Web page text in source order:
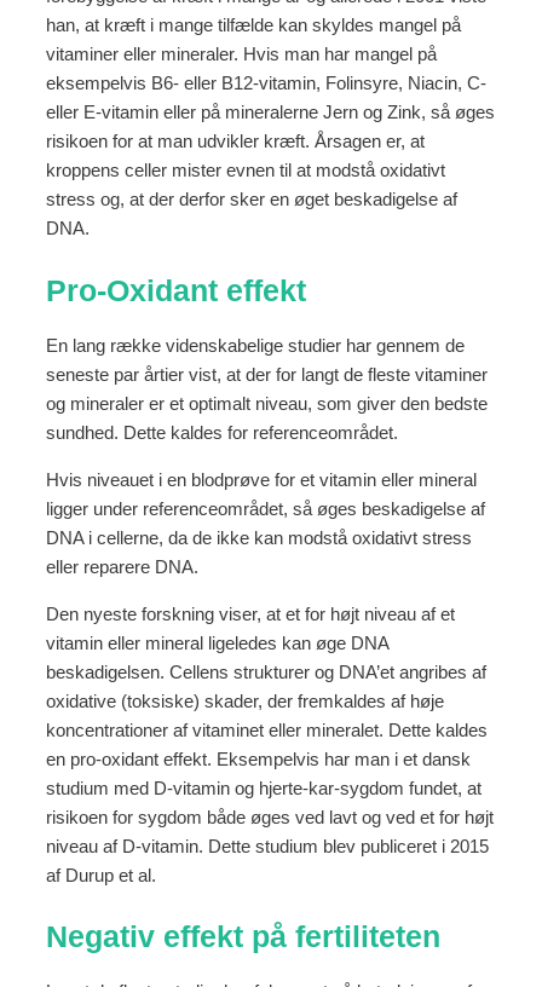
han, at kræft i mange tilfælde kan skyldes mangel på
vitaminer eller mineraler. Hvis man har mangel på
eksempelvis B6- eller B12-vitamin, Folinsyre, Niacin, C-
eller E-vitamin eller på mineralerne Jern og Zink, så øges
risikoen for at man udvikler kræft. Årsagen er, at
kroppens celler mister evnen til at modstå oxidativt
stress og, at der derfor sker en øget beskadigelse af
DNA.
Pro-Oxidant effekt
En lang række videnskabelige studier har gennem de
seneste par årtier vist, at der for langt de fleste vitaminer
og mineraler er et optimalt niveau, som giver den bedste
sundhed. Dette kaldes for referenceområdet.
Hvis niveauet i en blodprøve for et vitamin eller mineral
ligger under referenceområdet, så øges beskadigelse af
DNA i cellerne, da de ikke kan modstå oxidativt stress
eller reparere DNA.
Den nyeste forskning viser, at et for højt niveau af et
vitamin eller mineral ligeledes kan øge DNA
beskadigelsen. Cellens strukturer og DNA’et angribes af
oxidative (toksiske) skader, der fremkaldes af høje
koncentrationer af vitaminet eller mineralet. Dette kaldes
en pro-oxidant effekt. Eksempelvis har man i et dansk
studium med D-vitamin og hjerte-kar-sygdom fundet, at
risikoen for sygdom både øges ved lavt og ved et for højt
niveau af D-vitamin. Dette studium blev publiceret i 2015
af Durup et al.
Negativ effekt på fertiliteten